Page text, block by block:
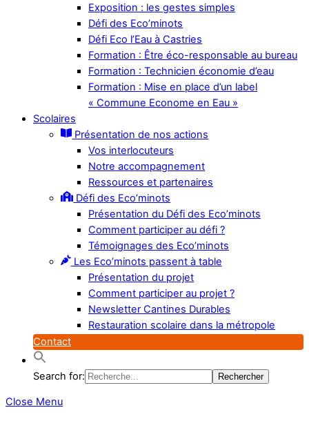
Exposition : les gestes simples
Défi des Eco’minots
Défi Eco l’Eau à Castries
Formation : Être éco-responsable au bureau
Formation : Technicien économie d’eau
Formation : Mise en place d’un label
« Commune Econome en Eau »
Scolaires
Présentation de nos actions
Vos interlocuteurs
Notre accompagnement
Ressources et partenaires
Défi des Eco’minots
Présentation du Défi des Eco’minots
Comment participer au défi ?
Témoignages des Eco’minots
Les Eco’minots passent à table
Présentation du projet
Comment participer au projet ?
Newsletter Cantines Durables
Restauration scolaire dans la métropole
Contact
Search for:
Close Menu